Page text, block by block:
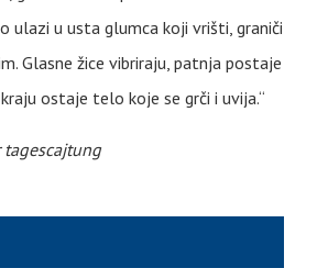
ulazi u usta glumca koji vrišti, graniči
Glasne žice vibriraju, patnja postaje
ostaje telo koje se grči i uvija.“
tagescajtung